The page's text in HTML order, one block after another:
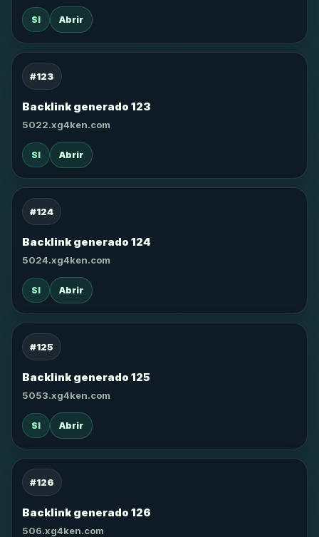
SI Abrir
#123
Backlink generado 123
5022.xg4ken.com
SI Abrir
#124
Backlink generado 124
5024.xg4ken.com
SI Abrir
#125
Backlink generado 125
5053.xg4ken.com
SI Abrir
#126
Backlink generado 126
506.xg4ken.com